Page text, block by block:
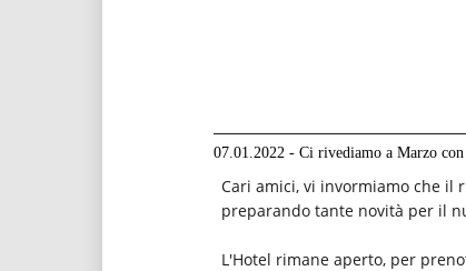
07.01.2022 - Ci rivediamo a Marzo
Cari amici, vi invormiamo che il
preparando tante novità per il
L'Hotel rimane aperto, per